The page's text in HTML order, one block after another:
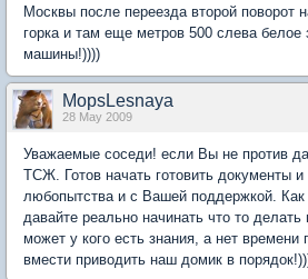
Москвы после переезда второй поворот
горка и там еще метров 500 слева белое
машины!))))
MopsLesnaya
28 May 2009
Уважаемые соседи! если Вы не против
ТСЖ. Готов начать готовить документы и
любопытства и с Вашей поддержкой. Как
давайте реально начинать что то
может у кого есть знания, а нет времени
вмести приводить наш домик в